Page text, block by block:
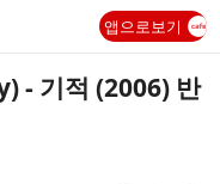
앱으로보기
- 기적 (2006) 반